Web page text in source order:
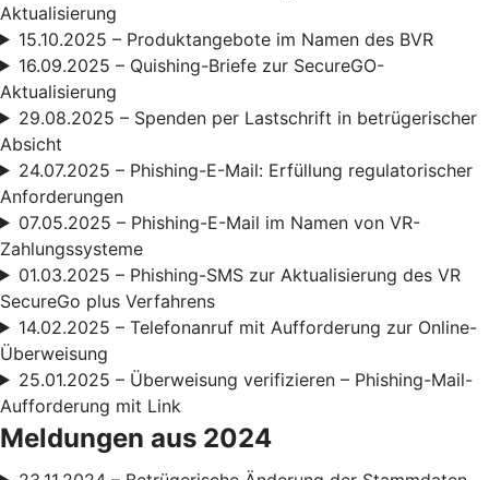
Aktualisierung
15.10.2025 – Produktangebote im Namen des BVR
16.09.2025 – Quishing-Briefe zur SecureGO-
Aktualisierung
29.08.2025 – Spenden per Lastschrift in betrügerischer
Absicht
24.07.2025 – Phishing-E-Mail: Erfüllung regulatorischer
Anforderungen
07.05.2025 – Phishing-E-Mail im Namen von VR-
Zahlungssysteme
01.03.2025 – Phishing-SMS zur Aktualisierung des VR
SecureGo plus Verfahrens
14.02.2025 – Telefonanruf mit Aufforderung zur Online-
Überweisung
25.01.2025 – Überweisung verifizieren – Phishing-Mail-
Aufforderung mit Link
Meldungen aus 2024